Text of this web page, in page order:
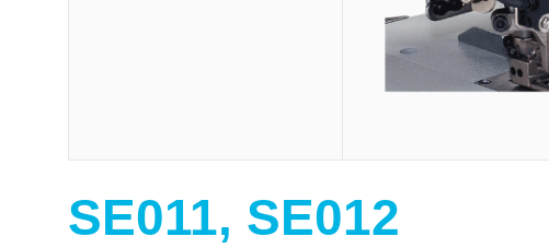
SE011, SE012